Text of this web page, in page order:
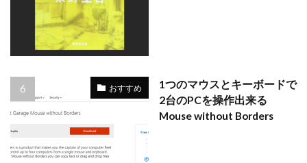
おすすめ
1つのマウスとキーボードで
2台のPCを操作出来る
Mouse without Borders